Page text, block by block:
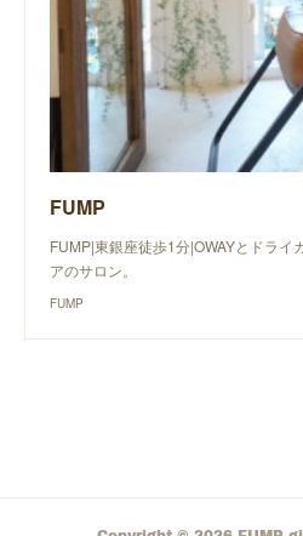
FUMP
FUMP|東銀座徒歩1分|OWAYとドライ
アのサロン。
FUMP